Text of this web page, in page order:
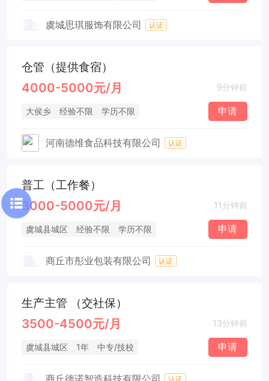
虞城思琪服饰有限公司 认证
仓管（提供食宿）
4000-5000元/月 9分钟前
大侯乡 经验不限 学历不限 申请
河南德维食品科技有限公司 认证
普工（工作餐）
3000-5000元/月 11分钟前
虞城县城区 经验不限 学历不限 申请
商丘市彤业包装有限公司 认证
生产主管 （交社保）
3500-4500元/月 13分钟前
虞城县城区 1年 中专/技校 申请
认证